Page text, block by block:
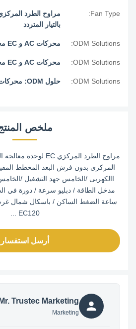
Fan Type:
مراوح الطرد المركزي ذات
بالتيار المتردد
ODM Solutions: محركات AC و EC مخصصة
ODM Solutions: محركات AC و EC مخصصة
ODM Solutions: حلول ODM: محركات AC و EC مخصصة
ملخص المنتج
المركزي بدون فرش البعد المخطط المقياس
االكهربى /الخامس جهد التشغيل /الخامس
ساعة الضغط الساكن / باسكال شمال غرب /
EC120 ...
أرسل استفسار
Mr. Trustec Marketing
Marketing